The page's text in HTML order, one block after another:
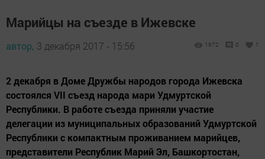
Марийцы на съезде в Ижевске
автор, 3 декабря 2017 - 15:56 1672 0 1
2 декабря в Доме Дружбы народов города Ижевска
состоялся VII съезд народа мари Удмуртской
Республики. В работе съезда приняли участие
делегации из муниципальных образований Удмуртской
Республики с компактным проживанием марийцев,
представители Республик Марий Эл, Башкортостан,